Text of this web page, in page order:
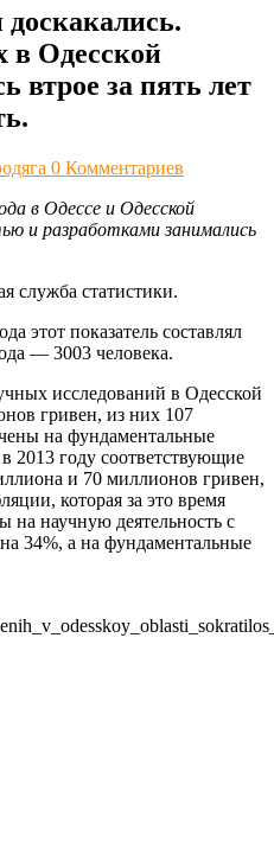
в Одесской
втрое за пять лет
0 Комментариев
в Одессе и Одесской
и разработками занимались
служба статистики.
этот показатель составлял
— 3003 человека.
исследований в Одесской
гривен, из них 107
на фундаментальные
2013 году соответствующие
и 70 миллионов гривен,
которая за это время
на научную деятельность с
34%, а на фундаментальные